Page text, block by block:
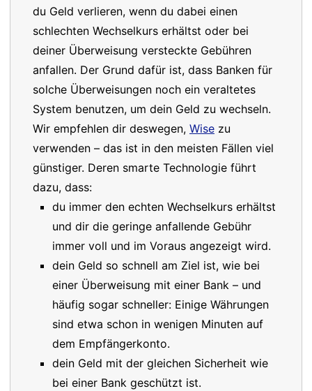
du Geld verlieren, wenn du dabei einen
schlechten Wechselkurs erhältst oder bei
deiner Überweisung versteckte Gebühren
anfallen. Der Grund dafür ist, dass Banken für
solche Überweisungen noch ein veraltetes
System benutzen, um dein Geld zu wechseln.
Wir empfehlen dir deswegen, Wise zu
verwenden – das ist in den meisten Fällen viel
günstiger. Deren smarte Technologie führt
dazu, dass:
du immer den echten Wechselkurs erhältst
und dir die geringe anfallende Gebühr
immer voll und im Voraus angezeigt wird.
dein Geld so schnell am Ziel ist, wie bei
einer Überweisung mit einer Bank – und
häufig sogar schneller: Einige Währungen
sind etwa schon in wenigen Minuten auf
dem Empfängerkonto.
dein Geld mit der gleichen Sicherheit wie
bei einer Bank geschützt ist.